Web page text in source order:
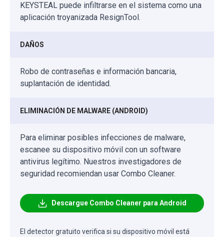
KEYSTEAL puede infiltrarse en el sistema como una
aplicación troyanizada ResignTool.
DAÑOS
Robo de contraseñas e información bancaria,
suplantación de identidad.
ELIMINACIÓN DE MALWARE (ANDROID)
Para eliminar posibles infecciones de malware,
escanee su dispositivo móvil con un software
antivirus legítimo. Nuestros investigadores de
seguridad recomiendan usar Combo Cleaner.
Descargue Combo Cleaner para Android
El detector gratuito verifica si su dispositivo móvil está